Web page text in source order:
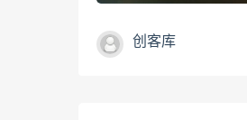
创客库